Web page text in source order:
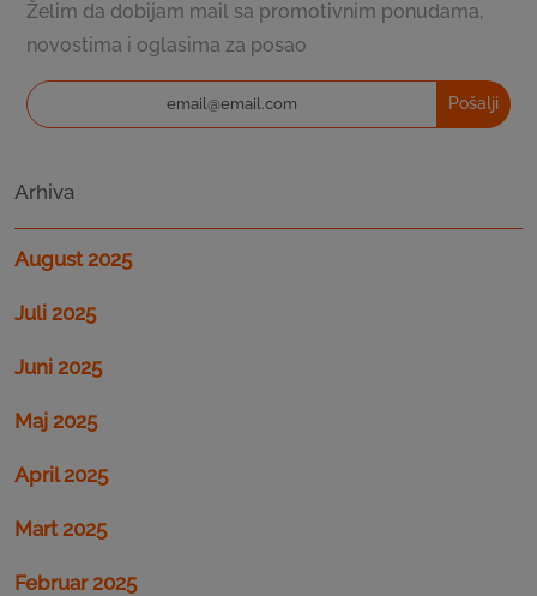
Želim da dobijam mail sa promotivnim ponudama,
novostima i oglasima za posao
Pošalji
Arhiva
August 2025
Juli 2025
Juni 2025
Maj 2025
April 2025
Mart 2025
Februar 2025